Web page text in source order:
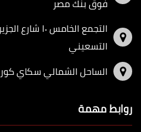
فوق بنك مصر
التجمع
التسعيني
الساحل الشمالي سكاي
روابط مهمة